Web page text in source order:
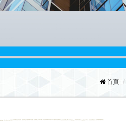
首頁